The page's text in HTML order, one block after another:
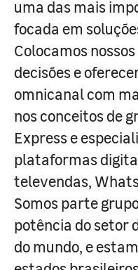
uma das mais
focada em
Colocamos
decisões e
omnicanal com
nos conceitos de
Express e
plataformas
televendas,
Somos parte
potência do setor
do mundo, e